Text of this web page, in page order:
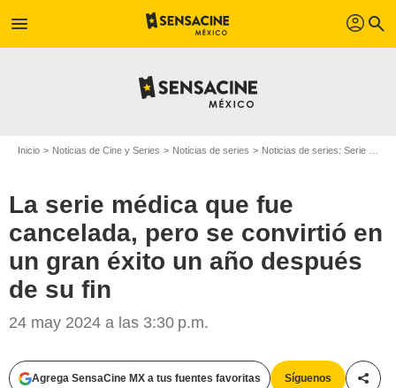
menu profil search
Inicio Noticias de Cine y Series Noticias de series Noticias de series: Serie de televisión
La serie médica que fue
cancelada, pero se convirtió en
un gran éxito un año después
de su fin
24 may 2024 a las 3:30 p.m.
Agrega SensaCine MX a tus fuentes favoritas Síguenos